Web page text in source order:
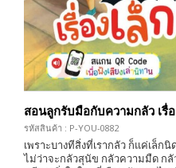
สอนลูกรับมือกับความกลัว เรื่
รหัสสินค้า : P-YOU-0882
เพราะบางทีสิ่งที่เรากลัว ก็แค่เล็ก
ไม่ว่าจะกลัวสุนัข กลัวความมืด ก